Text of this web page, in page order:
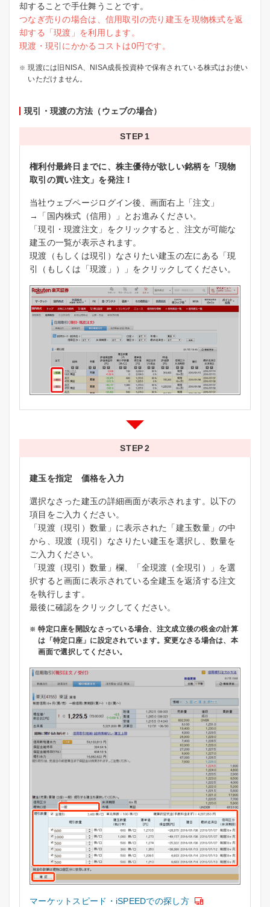
却することで手仕舞うことです。
つなぎ売りの場合は、信用取引の売り建玉を現物株式を返
却する「現渡」を利用します。
現渡・現引にかかるコストは0円です。
現渡には旧NISA、NISA成長投資枠で保有されている株式はお使い
いただけません。
現引・現渡の方法（ウェブの場合）
STEP
権利付最終日までに、株主優待が欲しい銘柄を「現物
取引の買い注文」を発注！
当社ウェブページログイン後、画面右上「注文」
→「国内株式（信用）」とお進みください。
「現引・現渡注文」をクリックすると、注文が可能な
建玉の一覧が表示されます。
現渡（もしくは現引）なさりたい建玉の左にある「現
引（もしくは「現渡」）」をクリックしてください。
STEP
建玉を指定 価格を入力
選択なさった建玉の詳細画面が表示されます。以下の
項目をご入力ください。
「現渡（現引）数量」に表示された「建玉数量」の中
から、現渡（現引）なさりたい建玉を選択し、数量を
ご入力ください。
「現渡（現引）数量」欄、「全現渡（全現引）」を選
択すると画面に表示されている全建玉を返済する注文
を執行します。
最後に確認をクリックしてください。
特定口座を開設なさっている場合、注文成立後の税金の計算
は「特定口座」に設定されています。変更なさる場合は、本
画面で選択してください。
マーケットスピード・iSPEEDでの探し方